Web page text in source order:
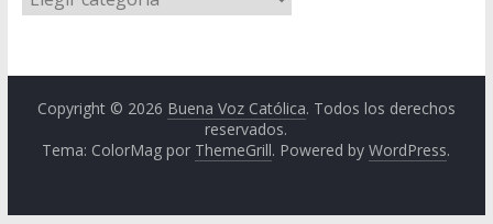
Copyright © 2026 Buena Voz Católica. Todos los derechos
reservados.
Tema: ColorMag por ThemeGrill. Powered byWordPress.